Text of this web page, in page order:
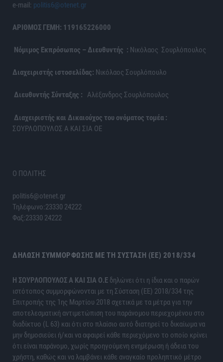
e-mail: politis6@otenet.gr
ΑΡΙΘΜΟΣ ΓΕΜΗ: 119165226000
Νόμιμος Εκπρόσωπος – Διευθυντής : Νικόλαος Σουρλόπουλος
Διαχειριστής ιστοσελίδας: Νικόλαος Σουρλόπουλο
Διευθυντής Σύνταξης : Αλέξανδρος Σουρλόπουλος
Διαχειριστής και Δικαιούχος του ονόματος τομέα :
ΣΟΥΡΛΟΠΟΥΛΟΣ Α ΚΑΙ ΣΙΑ ΟΕ
Ο ΠΟΛΙΤΗΣ
politis6@otenet.gr
Τηλέφωνο:23330 24222
Φαξ:23330 24222
ΔΉΛΩΣΗ ΣΥΜΜΌΡΦΩΣΗΣ ΜΕ ΤΗ ΣΎΣΤΑΣΗ (ΕΕ) 2018/334
H ΣΟΥΡΛΟΠΟΥΛΟΣ Α ΚΑΙ ΣΙΑ Ο.Ε δηλώνει ότι η ίδια και ο παρών
ιστότοπος συμμορφώνονται με τη Σύσταση (ΕΕ) 2018/334 της
Επιτροπής της 1ης Μαρτίου 2018 σχετικά με τα μέτρα για την
αποτελεσματική αντιμετώπιση του παράνομου περιεχομένου στο
διαδίκτυο (L 63) και ότι στο πλαίσιο αυτό διατηρεί το δικαίωμα να
μην δημοσιεύει ή/και να αφαιρεί κάθε περιεχόμενο το οποίο κρίνει
ότι είναι παράνομο, χωρίς προηγούμενη ενημέρωση ή άδεια του
χρήστη, καθώς και να λαμβάνει κάθε αναγκαίο προληπτικό μέτρο